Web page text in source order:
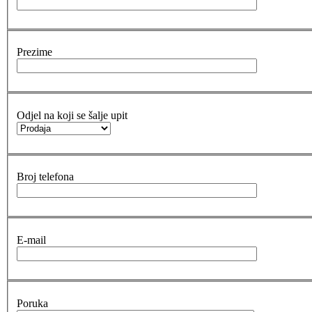
Prezime
Odjel na koji se šalje upit
Broj telefona
E-mail
Poruka